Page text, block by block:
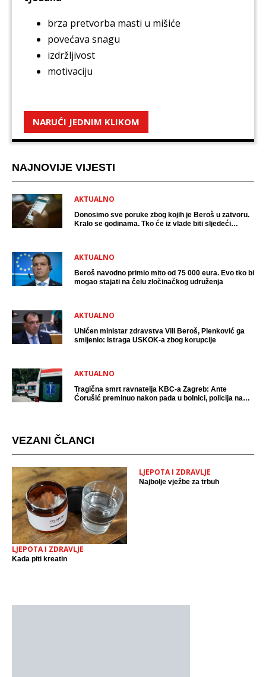
brza pretvorba masti u mišiće
povećava snagu
izdržljivost
motivaciju
NARUĆI JEDNIM KLIKOM
NAJNOVIJE VIJESTI
AKTUALNO
Donosimo sve poruke zbog kojih je Beroš u zatvoru.
Kralo se godinama. Tko će iz vlade biti sljedeći
AKTUALNO
Beroš navodno primio mito od 75 000 eura. Evo tko bi
mogao stajati na čelu zločinačkog udruženja
AKTUALNO
Uhićen ministar zdravstva Vili Beroš, Plenković ga
smijenio: Istraga USKOK-a zbog korupcije
AKTUALNO
Tragična smrt ravnatelja KBC-a Zagreb: Ante
Ćorušić preminuo nakon pada u bolnici, policija na
VEZANI ČLANCI
LJEPOTA I ZDRAVLJE
Kada piti kreatin
LJEPOTA I ZDRAVLJE
Najbolje vježbe za trbuh